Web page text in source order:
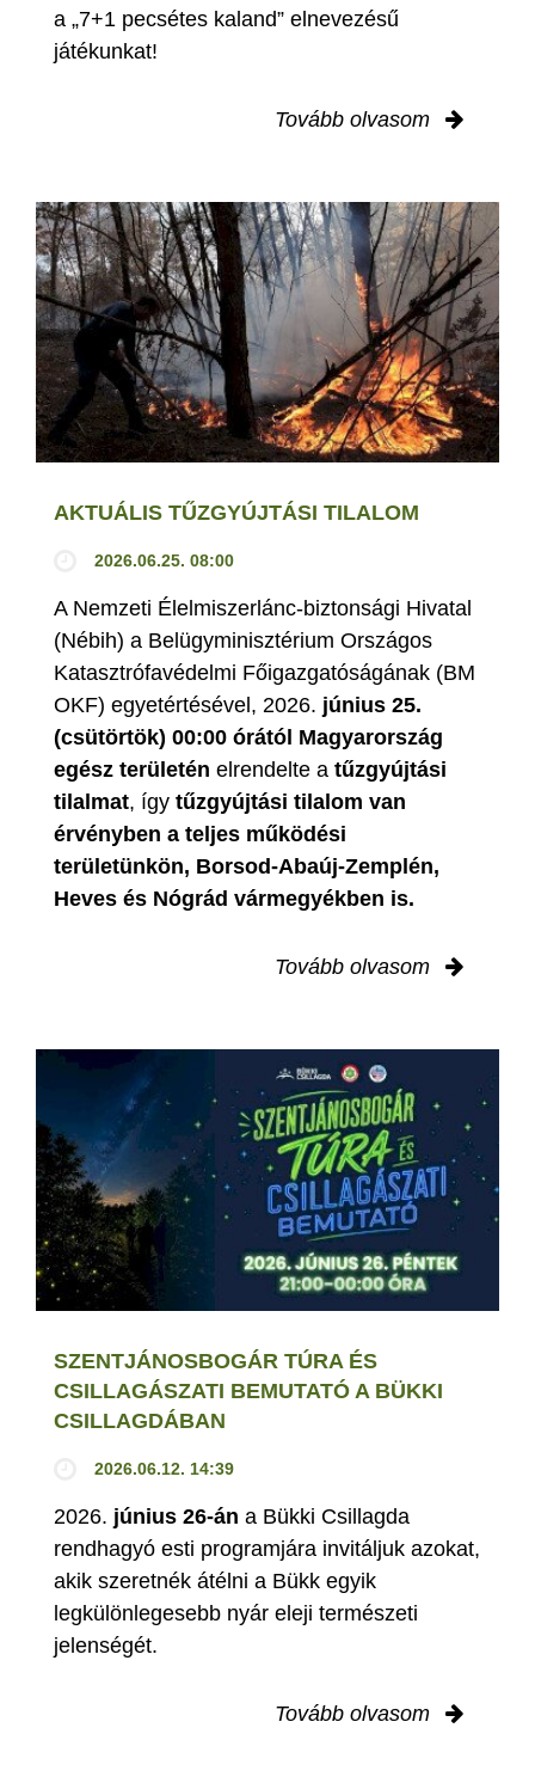
a „7+1 pecsétes kaland” elnevezésű
játékunkat!
Tovább olvasom
AKTUÁLIS TŰZGYÚJTÁSI TILALOM
2026.06.25. 08:00
A Nemzeti Élelmiszerlánc-biztonsági Hivatal
(Nébih) a Belügyminisztérium Országos
Katasztrófavédelmi Főigazgatóságának (BM
OKF) egyetértésével, 2026. június 25.
(csütörtök) 00:00 órától Magyarország
egész területén elrendelte a tűzgyújtási
tilalmat, így tűzgyújtási tilalom van
érvényben a teljes működési
területünkön, Borsod-Abaúj-Zemplén,
Heves és Nógrád vármegyékben is.
Tovább olvasom
SZENTJÁNOSBOGÁR TÚRA ÉS
CSILLAGÁSZATI BEMUTATÓ A BÜKKI
CSILLAGDÁBAN
2026.06.12. 14:39
2026. június 26-án a Bükki Csillagda
rendhagyó esti programjára invitáljuk azokat,
akik szeretnék átélni a Bükk egyik
legkülönlegesebb nyár eleji természeti
jelenségét.
Tovább olvasom